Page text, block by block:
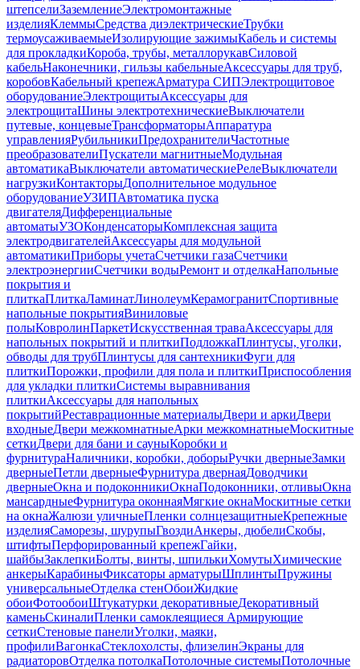
штепселиЗаземлениеЭлектромонтажные
изделияКлеммыСредства диэлектрическиеТрубки
термоусаживаемыеИзолирующие зажимыКабель и системы
для прокладкиКороба, трубы, металлорукавСиловой
кабельНаконечники, гильзы кабельныеАксессуары для труб,
коробовКабельный крепежАрматура СИПЭлектрощитовое
оборудованиеЭлектрощитыАксессуары для
электрощитаШины электротехническиеВыключатели
путевые, концевыеТрансформаторыАппаратура
управленияРубильникиПредохранителиЧастотные
преобразователиПускатели магнитныеМодульная
автоматикаВыключатели автоматическиеРелеВыключатели
нагрузкиКонтакторыДополнительное модульное
оборудованиеУЗИПАвтоматика пуска
двигателяДифференциальные
автоматыУЗОКонденсаторыКомплексная защита
электродвигателейАксессуары для модульной
автоматикиПриборы учетаСчетчики газаСчетчики
электроэнергииСчетчики водыРемонт и отделкаНапольные
покрытия и
плиткаПлиткаЛаминатЛинолеумКерамогранитСпортивные
напольные покрытияВиниловые
полыКовролинПаркетИскусственная траваАксессуары для
напольных покрытий и плиткиПодложкаПлинтусы, уголки,
обводы для трубПлинтусы для сантехникиФуги для
плиткиПорожки, профили для пола и плиткиПриспособления
для укладки плиткиСистемы выравнивания
плиткиАксессуары для напольных
покрытийРеставрационные материалыДвери и аркиДвери
входныеДвери межкомнатныеАрки межкомнатныеМоскитные
сеткиДвери для бани и сауныКоробки и
фурнитураНаличники, коробки, доборыРучки дверныеЗамки
дверныеПетли дверныеФурнитура двернаяДоводчики
дверныеОкна и подоконникиОкнаПодоконники, отливыОкна
мансардныеФурнитура оконнаяМягкие окнаМоскитные сетки
на окнаЖалюзи уличныеПленки солнцезащитныеКрепежные
изделияСаморезы, шурупыГвоздиАнкеры, дюбелиСкобы,
штифтыПерфорированный крепежГайки,
шайбыЗаклепкиБолты, винты, шпилькиХомутыХимические
анкерыКарабиныФиксаторы арматурыШплинтыПружины
универсальныеОтделка стенОбоиЖидкие
обоиФотообоиШтукатурки декоративныеДекоративный
каменьСкиналиПленки самоклеящиеся Армирующие
сеткиСтеновые панелиУголки, маяки,
профилиВагонкаСтеклохолсты, флизелинЭкраны для
радиаторовОтделка потолкаПотолочные системыПотолочные